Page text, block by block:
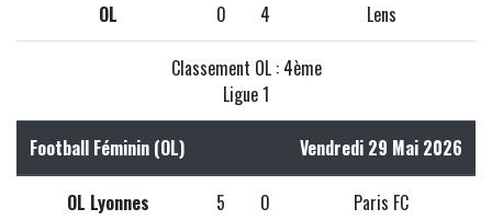
OL 0 4 Lens
Classement OL : 4ème
Ligue 1
Football Féminin (OL) Vendredi 29 Mai 2026
OL Lyonnes 5 0 Paris FC